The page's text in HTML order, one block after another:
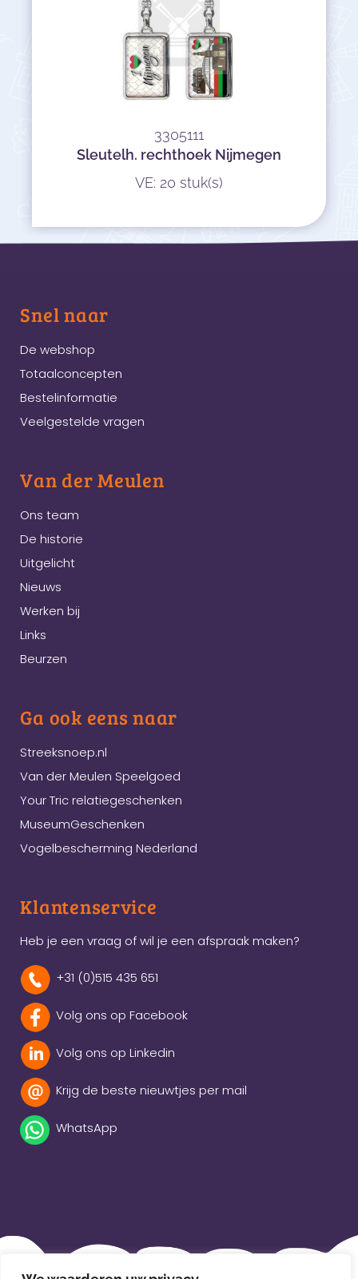
3305111
Sleutelh. rechthoek Nijmegen
VE: 20 stuk(s)
Snel naar
De webshop
Totaalconcepten
Bestelinformatie
Veelgestelde vragen
Van der Meulen
Ons team
De historie
Uitgelicht
Nieuws
Werken bij
Links
Beurzen
Ga ook eens naar
Streeksnoep.nl
Van der Meulen Speelgoed
Your Tric relatiegeschenken
MuseumGeschenken
Vogelbescherming Nederland
Klantenservice
Heb je een vraag of wil je een afspraak maken?
+31 (0)515 435 651
Volg ons op Facebook
Volg ons op Linkedin
Krijg de beste nieuwtjes per mail
WhatsApp